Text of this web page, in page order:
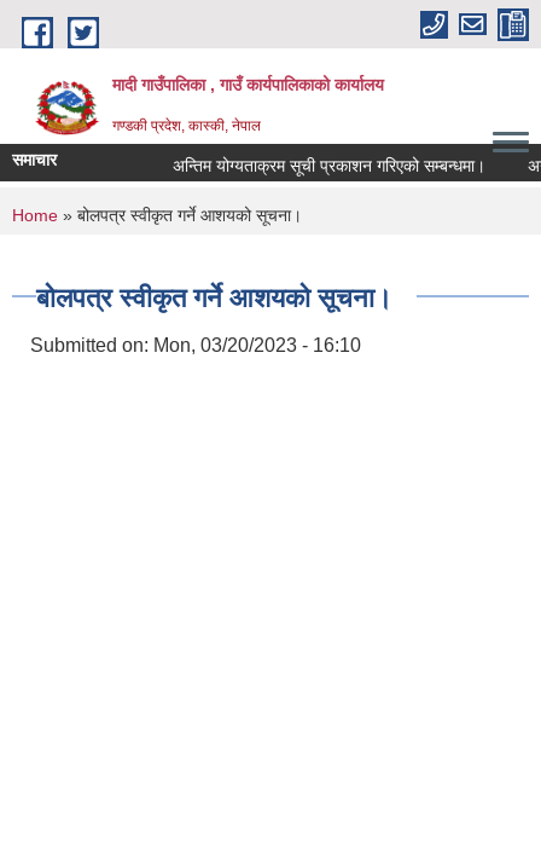
Skip to main content
मादी गाउँपालिका , गाउँ कार्यपालिकाको कार्यालय
गण्डकी प्रदेश, कास्की, नेपाल
समाचार अन्तिम योग्यताक्रम सूची प्रकाशन गरिएको सम्बन्धमा।
You are here
Home » बोलपत्र स्वीकृत गर्ने आशयको सूचना।
बोलपत्र स्वीकृत गर्ने आशयको सूचना।
Submitted on: Mon, 03/20/2023 - 16:10